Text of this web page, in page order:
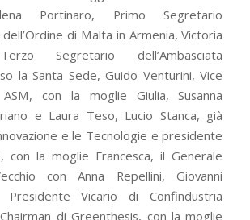
Portinaro, Primo Segretario
dell’Ordine di Malta in Armenia, Victoria
Segretario dell’Ambasciata
la Santa Sede, Guido Venturini, Vice
con la moglie Giulia, Susanna
e Laura Teso, Lucio Stanca, già
e le Tecnologie e presidente
con la moglie Francesca, il Generale
con Anna Repellini, Giovanni
Presidente Vicario di Confindustria
di Greenthesis, con la moglie